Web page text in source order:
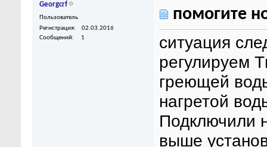
Georgcrf
Пользователь
Регистрация
02.03.2016
Сообщений
1
помогите
ситуация
регулируем
греющей
нагретой
Подключили
выше